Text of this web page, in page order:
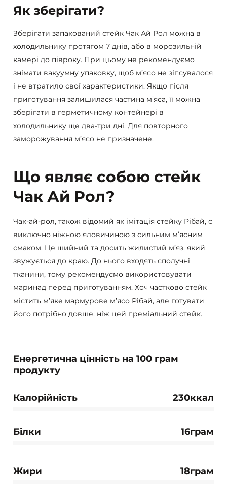
Як зберігати?
Зберігати запакований стейк Чак Ай Рол можна в
холодильнику протягом 7 днів, або в морозильній
камері до півроку. При цьому не рекомендуємо
знімати вакуумну упаковку, щоб м’ясо не зіпсувалося
і не втратило свої характеристики. Якщо після
приготування залишилася частина м’яса, її можна
зберігати в герметичному контейнері в
холодильнику ще два-три дні. Для повторного
заморожування м’ясо не призначене.
Що являє собою стейк
Чак Ай Рол?
Чак-ай-рол, також відомий як імітація стейку Рібай, є
виключно ніжною яловичиною з сильним м’ясним
смаком. Це шийний та досить жилистий м’яз, який
звужується до краю. До нього входять сполучні
тканини, тому рекомендуємо використовувати
маринад перед приготуванням. Хоч частково стейк
містить м’яке мармурове м’ясо Рібай, але готувати
його потрібно довше, ніж цей преміальний стейк.
Енергетична цінність на 100 грам
продукту
Калорійність 230ккал
Білки 16грам
Жири 18грам